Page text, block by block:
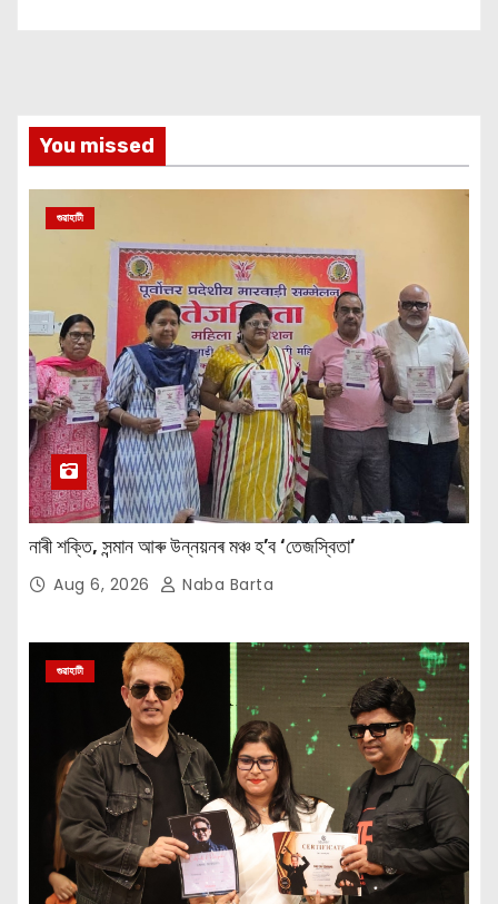
You missed
গুৱাহাটী
নাৰী শক্তি, সন্মান আৰু উন্নয়নৰ মঞ্চ হ’ব ‘তেজস্বিতা’
Aug 6, 2026 Naba Barta
গুৱাহাটী